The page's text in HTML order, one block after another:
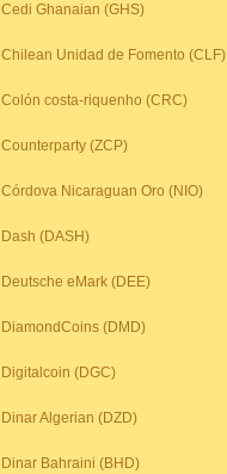
Cedi Ghanaian (GHS)
Chilean Unidad de Fomento (CLF)
Colón costa-riquenho (CRC)
Counterparty (ZCP)
Córdova Nicaraguan Oro (NIO)
Dash (DASH)
Deutsche eMark (DEE)
DiamondCoins (DMD)
Digitalcoin (DGC)
Dinar Algerian (DZD)
Dinar Bahraini (BHD)